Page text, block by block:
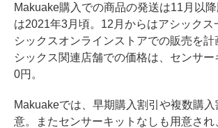
Makuake購入での商品の発送は11月以
は2021年3月頃。12月からはアシックス
シックスオンラインストアでの販売を
シックス関連店舗での価格は、センサ
0円。
Makuakeでは、早期購入割引や複数購入
意。またセンサーキットなしも用意さ